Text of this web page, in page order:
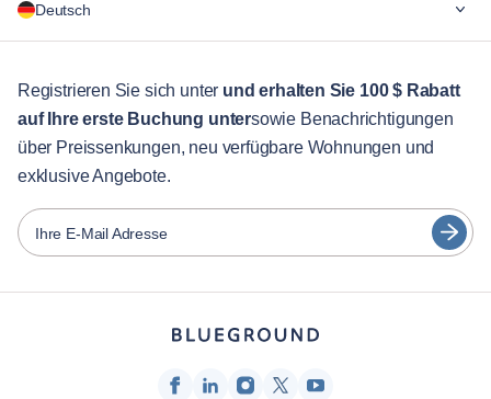
Für Unternehmen
Gästebetreuung
Stadt-Guide
Partner
Vermieter von Möbeln
Vermieter
Franchise-Partner
Deutsch
English
Português
Español
Français
Türkçe
Registrieren Sie sich unter und erhalten Sie 100 $ Rabatt
auf Ihre erste Buchung untersowie Benachrichtigungen
über Preissenkungen, neu verfügbare Wohnungen und
exklusive Angebote.
Ihre E-Mail Adresse